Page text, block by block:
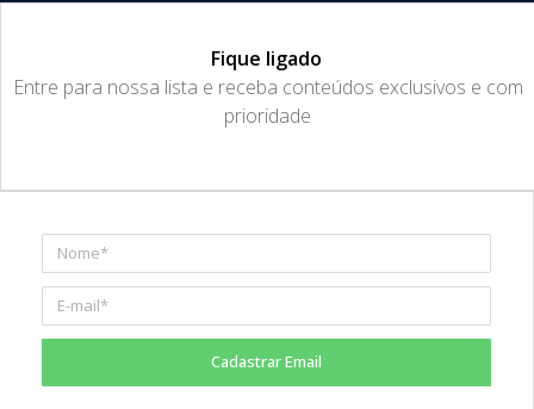
Fique ligado
​Entre para nossa lista e receba conteúdos exclusivos e com
prioridade
Cadastrar Email